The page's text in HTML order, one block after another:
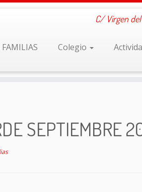
C/ Virgen
Colegio
SEPTIEMBRE